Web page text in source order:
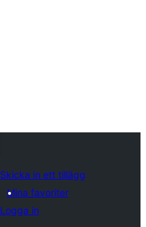
Skicka in ett tillägg
Mina favoriter
Logga in